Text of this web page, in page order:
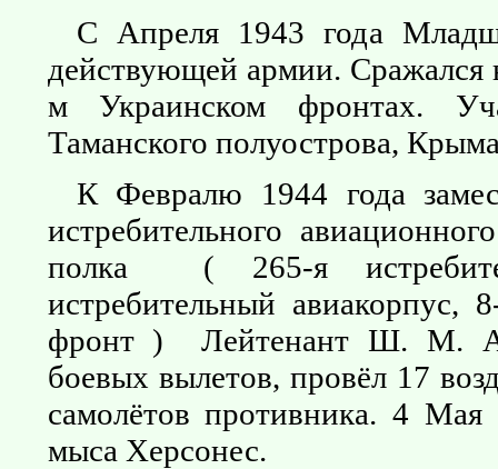
С Апреля 1943 года
действующей армии. Сражался
м Украинском фронтах.
Таманского полуострова,
К Февралю 1944 года
истребительного
полка ( 265-я
истребительный
фронт ) Лейтенант Ш. М.
боевых вылетов, провёл 17
самолётов противника. 4
мыса Херсонес.